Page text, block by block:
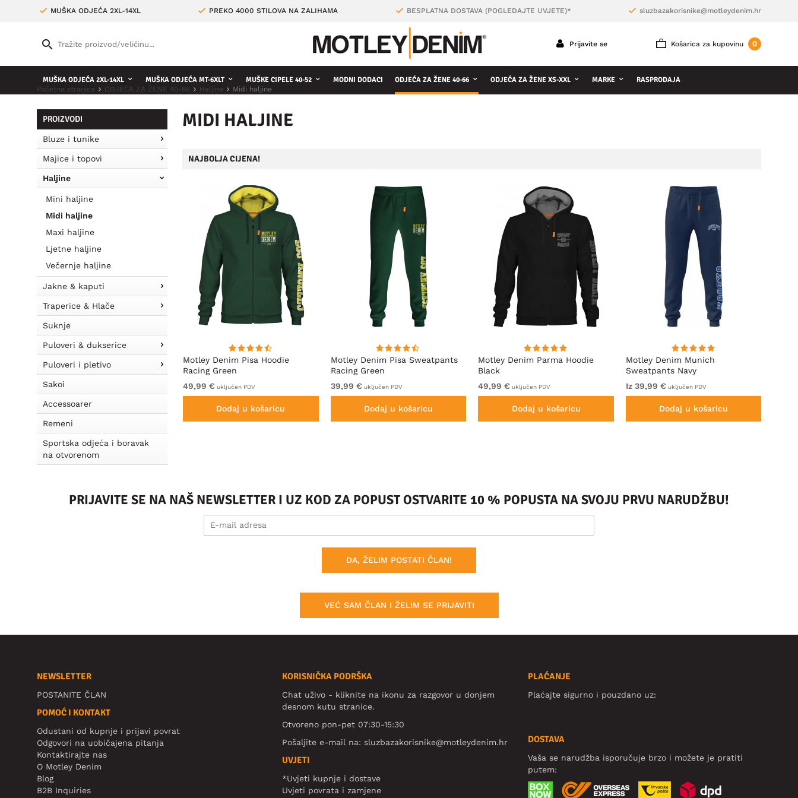
MUŠKA ODJEĆA 2XL-14XL PREKO 4000 STILOVA NA ZALIHAMA BESPLATNA DOSTAVA (POGLEDAJTE UVJETE)* sluzbazakorisnike@motleydenim.hr
Košarica za kupovinu 0
Prijavite se
MUŠKA ODJEĆA 2XL-14XL MUŠKA ODJEĆA MT-6XLT MUŠKE CIPELE 40-52 MODNI DODACI ODJEĆA ZA ŽENE 40-66 ODJEĆA ZA ŽENE XS-XXL MARKE RASPRODAJA
Početna stranica ODJEĆA ZA ŽENE 40-66 Haljine Midi haljine
PROIZVODI
Bluze i tunike
Majice i topovi
Haljine
Mini haljine
Midi haljine
Maxi haljine
Ljetne haljine
Večernje haljine
Jakne & kaputi
Traperice & Hlače
Suknje
Puloveri & dukserice
Puloveri i pletivo
Sakoi
Accessoarer
Remeni
Sportska odjeća i boravak
na otvorenom
MIDI HALJINE
NAJBOLJA CIJENA!
Motley Denim Milan Majica
Antracit
Iz 19,99 €
Dodaj u košaricu
Motley Denim Pisa Hoodie
Racing Green
49,99 € uključen PDV
Dodaj u košaricu
Motley Denim Pisa Sweatpants
Racing Green
39,99 € uključen PDV
Dodaj u košaricu
Motley Denim Parma Hoodie
Black
49,99 € uključen PDV
Dodaj u košaricu
Motley Denim Munich
Sweatpants Navy
Iz 39,99 € uključen PDV
Dodaj u košaricu
PRIJAVITE SE NA NAŠ NEWSLETTER I UZ KOD ZA POPUST OSTVARITE 10 % POPUSTA NA SVOJU PRVU NARUDŽBU!
DA, ŽELIM POSTATI ČLAN!
VEĆ SAM ČLAN I ŽELIM SE PRIJAVITI
NEWSLETTER
POSTANITE ČLAN
POMOĆ I KONTAKT
Odustani od kupnje i prijavi povrat
Odgovori na uobičajena pitanja
Kontaktirajte nas
O Motley Denim
Blog
B2B Inquiries
KORISNIČKA PODRŠKA
Chat uživo - kliknite na ikonu za razgovor u donjem
desnom kutu stranice.
Otvoreno pon-pet 07:30-15:30
Pošaljite e-mail na:sluzbazakorisnike@motleydenim.hr
UVJETI
*Uvjeti kupnje i dostave
Uvjeti povrata i zamjene
PLAĆANJE
Plaćajte sigurno i pouzdano uz:
DOSTAVA
Vaša se narudžba isporučuje brzo i možete je pratiti
putem: